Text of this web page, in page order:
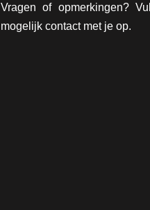
Vragen of opmerkingen?
mogelijk contact met je op.